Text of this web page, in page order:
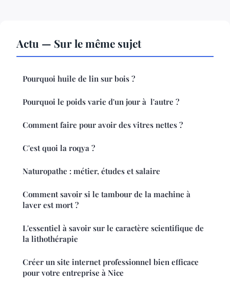
Actu — Sur le même sujet
Pourquoi huile de lin sur bois ?
Pourquoi le poids varie d'un jour à l'autre ?
Comment faire pour avoir des vitres nettes ?
C'est quoi la roqya ?
Naturopathe : métier, études et salaire
Comment savoir si le tambour de la machine à
laver est mort ?
L'essentiel à savoir sur le caractère scientifique de
la lithothérapie
Créer un site internet professionnel bien efficace
pour votre entreprise à Nice